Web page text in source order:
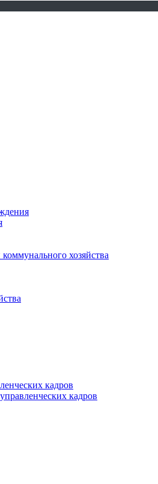
хозяйства
кадров
кадров